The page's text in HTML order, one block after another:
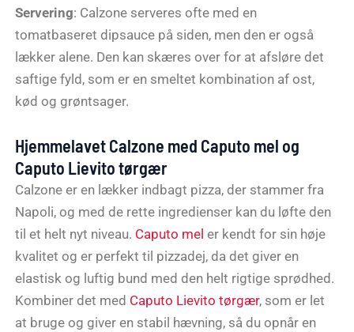
Servering: Calzone serveres ofte med en
tomatbaseret dipsauce på siden, men den er også
lækker alene. Den kan skæres over for at afsløre det
saftige fyld, som er en smeltet kombination af ost,
kød og grøntsager.
Hjemmelavet Calzone med Caputo mel og
Caputo Lievito tørgær
Calzone er en lækker indbagt pizza, der stammer fra
Napoli, og med de rette ingredienser kan du løfte den
til et helt nyt niveau. Caputo mel er kendt for sin høje
kvalitet og er perfekt til pizzadej, da det giver en
elastisk og luftig bund med den helt rigtige sprødhed.
Kombiner det med Caputo Lievito tørgær, som er let
at bruge og giver en stabil hævning, så du opnår en